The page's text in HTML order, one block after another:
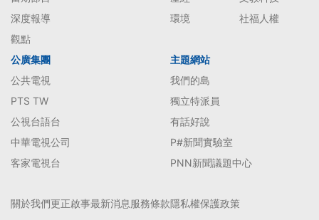
深度報導
觀點
環境
社福人權
公廣集團
公共電視
PTS TW
公視台語台
中華電視公司
客家電視台
主題網站
我們的島
獨立特派員
有話好說
P#新聞實驗室
PNN新聞議題中心
關於我們更正啟事最新消息服務條款隱私權保護政策